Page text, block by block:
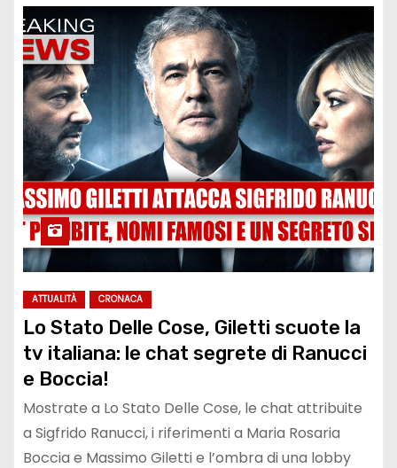
ATTUALITÀ CRONACA
Lo Stato Delle Cose, Giletti scuote la
tv italiana: le chat segrete di Ranucci
e Boccia!
Mostrate a Lo Stato Delle Cose, le chat attribuite
a Sigfrido Ranucci, i riferimenti a Maria Rosaria
Boccia e Massimo Giletti e l’ombra di una lobby